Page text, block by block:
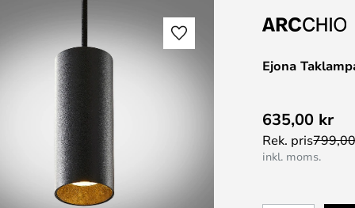
Ejona
635,00 kr
Rek. pris
inkl. moms.